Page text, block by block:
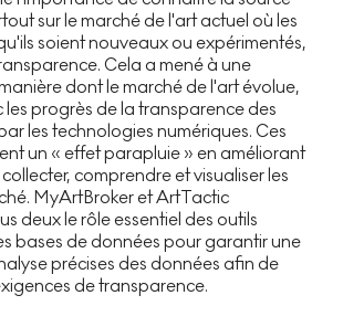
sur le marché de l'art actuel où les
soient nouveaux ou expérimentés,
Cela a mené à une
dont le marché de l'art évolue,
progrès de la transparence des
les technologies numériques. Ces
un « effet parapluie » en améliorant
comprendre et visualiser les
MyArtBroker et ArtTactic
deux le rôle essentiel des outils
bases de données pour garantir une
précises des données afin de
de transparence.